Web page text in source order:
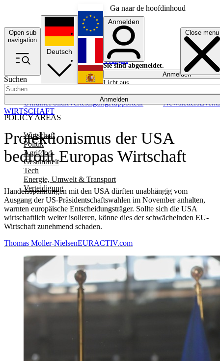
Ga naar de hoofdinhoud
Open sub
navigation
Close menu
Suchen
Anmelden
POLICY AREAS
Wirtschaft
Politik
Agrifood
Gesundheit
Tech
Energie, Umwelt & Transport
Verteidigung
UkrainePolitikVerteidigungRapporteur NewslettersEvents
Deutsch
English
Français
Anmelden
Sie sind abgemeldet.
Anmelden
Licht aus
Protektionismus der USA
bedroht Europas Wirtschaft
Handelsspannungen mit den USA dürften unabhängig vom
Ausgang der US-Präsidentschaftswahlen im November anhalten,
warnten europäische Entscheidungsträger. Sollte sich die USA
wirtschaftlich weiter isolieren, könne dies der schwächelnden EU-
Wirtschaft zunehmend schaden.
WIRTSCHAFT
Thomas Moller-NielsenEURACTIV.com